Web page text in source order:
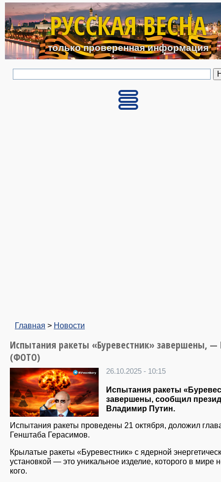
Перейти к основному
РУССКАЯ ВЕСНА
только проверенная информация
Главная > Новости
Испытания ракеты «Буревестник» завершены, —
(ФОТО)
26.10.2025 - 10:15
Испытания ракеты
завершены, сообщил
Владимир Путин.
Испытания ракеты проведены 21 октября, доложил
Генштаба Герасимов.
Крылатые ракеты «Буревестник» с ядерной
установкой — это уникальное изделие, которого в мире
кого.